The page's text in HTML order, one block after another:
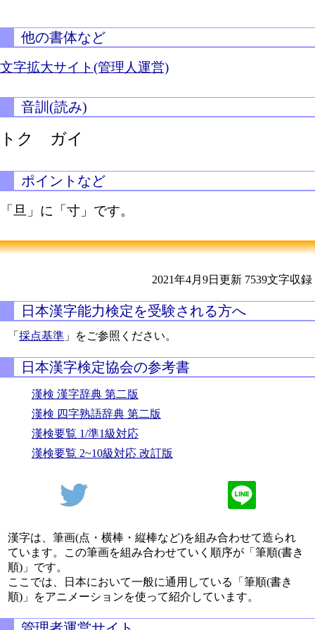
他の書体など
文字拡大サイト(管理人運営)
音訓(読み)
トク ガイ
ポイントなど
「旦」に「寸」です。
2021年4月9日更新 7539文字収録
日本漢字能力検定を受験される方へ
「採点基準 」をご参照ください。
日本漢字検定協会の参考書
漢検 漢字辞典 第二版
漢検 四字熟語辞典 第二版
漢検要覧 1/準1級対応
漢検要覧 2~10級対応 改訂版
漢字は、筆画(点・横棒・縦棒など)を組み合わせて造られ
ています。この筆画を組み合わせていく順序が「筆順(書き
順)」です。
ここでは、日本において一般に通用している「筆順(書き
順)」をアニメーションを使って紹介しています。